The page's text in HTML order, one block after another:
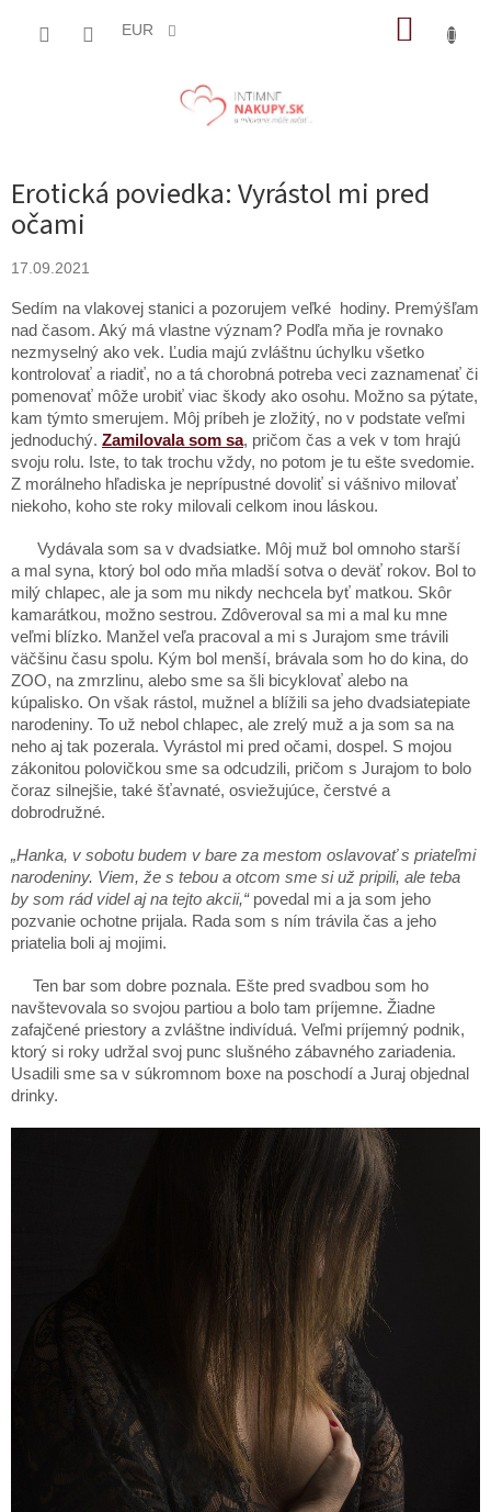
EUR
Erotická poviedka: Vyrástol mi pred
očami
17.09.2021
Sedím na vlakovej stanici a pozorujem veľké hodiny. Premýšľam
nad časom. Aký má vlastne význam? Podľa mňa je rovnako
nezmyselný ako vek. Ľudia majú zvláštnu úchylku všetko
kontrolovať a riadiť, no a tá chorobná potreba veci zaznamenať či
pomenovať môže urobiť viac škody ako osohu. Možno sa pýtate,
kam týmto smerujem. Môj príbeh je zložitý, no v podstate veľmi
jednoduchý. Zamilovala som sa, pričom čas a vek v tom hrajú
svoju rolu. Iste, to tak trochu vždy, no potom je tu ešte svedomie.
Z morálneho hľadiska je neprípustné dovoliť si vášnivo milovať
niekoho, koho ste roky milovali celkom inou láskou.
Vydávala som sa v dvadsiatke. Môj muž bol omnoho starší
a mal syna, ktorý bol odo mňa mladší sotva o deväť rokov. Bol to
milý chlapec, ale ja som mu nikdy nechcela byť matkou. Skôr
kamarátkou, možno sestrou. Zdôveroval sa mi a mal ku mne
veľmi blízko. Manžel veľa pracoval a mi s Jurajom sme trávili
väčšinu času spolu. Kým bol menší, brávala som ho do kina, do
ZOO, na zmrzlinu, alebo sme sa šli bicyklovať alebo na
kúpalisko. On však rástol, mužnel a blížili sa jeho dvadsiatepiate
narodeniny. To už nebol chlapec, ale zrelý muž a ja som sa na
neho aj tak pozerala. Vyrástol mi pred očami, dospel. S mojou
zákonitou polovičkou sme sa odcudzili, pričom s Jurajom to bolo
čoraz silnejšie, také šťavnaté, osviežujúce, čerstvé a
dobrodružné.
„Hanka, v sobotu budem v bare za mestom oslavovať s priateľmi
narodeniny. Viem, že s tebou a otcom sme si už pripili, ale teba
by som rád videl aj na tejto akcii,“povedal mi a ja som jeho
pozvanie ochotne prijala. Rada som s ním trávila čas a jeho
priatelia boli aj mojimi.
Ten bar som dobre poznala. Ešte pred svadbou som ho
navštevovala so svojou partiou a bolo tam príjemne. Žiadne
zafajčené priestory a zvláštne indivíduá. Veľmi príjemný podnik,
ktorý si roky udržal svoj punc slušného zábavného zariadenia.
Usadili sme sa v súkromnom boxe na poschodí a Juraj objednal
drinky.